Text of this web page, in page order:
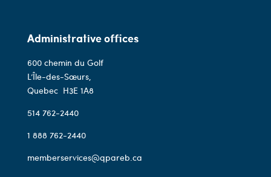
Administrative offices
600 chemin du Golf
L’Île-des-Sœurs,
Quebec H3E 1A8
514 762-2440
1 888 762-2440
memberservices@qpareb.ca